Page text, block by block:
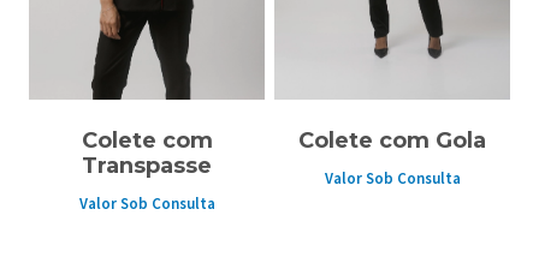
Colete com
Transpasse
Valor Sob Consulta
Colete com Gola
Valor Sob Consulta